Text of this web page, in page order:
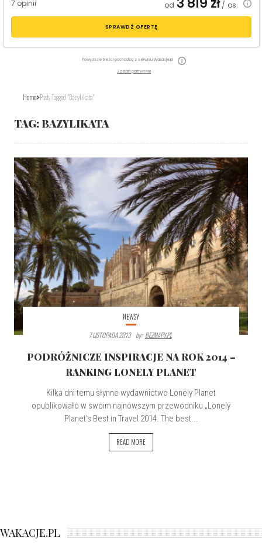
7 opinii
od / os.
SPRAWDŹ OFERTĘ
Powyższe treści pochodzą z serwisu Wakacje.pl
Zostań partnerem
Home Posts Tagged "Bazylikata"
TAG: BAZYLIKATA
NEWSY
7 LISTOPADA 2013
By: BEZMAPY.PL
PODRÓŻNICZE INSPIRACJE NA ROK 2014 –
RANKING LONELY PLANET
Kilka dni temu słynne wydawnictwo Lonely Planet
opublikowało w swoim najnowszym przewodniku „Lonely
Planet's Best in Travel 2014. The best...
READ MORE
WAKACJE.PL